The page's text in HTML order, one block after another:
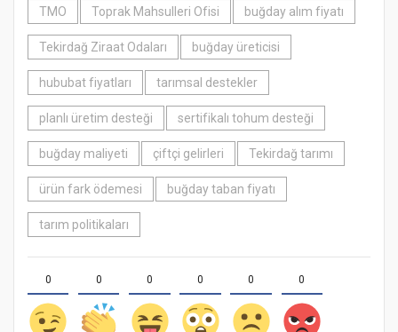
TMO
Toprak Mahsulleri Ofisi buğday alım fiyatı
Tekirdağ Ziraat Odaları buğday üreticisi
hububat fiyatları tarımsal destekler
planlı üretim desteği sertifikalı tohum desteği
buğday maliyeti çiftçi gelirleri Tekirdağ tarımı
ürün fark ödemesi buğday taban fiyatı
tarım politikaları
0 0 0 0 0 0